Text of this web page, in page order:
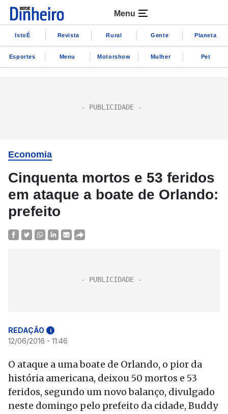
Menu
IstoÉ Revista Rural Gente Planeta
Esportes Menu Motorshow Mulher Pet
Economia
Cinquenta mortos e 53 feridos
em ataque a boate de Orlando:
prefeito
REDAÇÃO i
12/06/2016 - 11:46
O ataque a uma boate de Orlando, o pior da
história americana, deixou 50 mortos e 53
feridos, segundo um novo balanço, divulgado
neste domingo pelo prefeito da cidade, Buddy